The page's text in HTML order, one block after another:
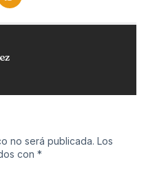
no será publicada. Los
con *